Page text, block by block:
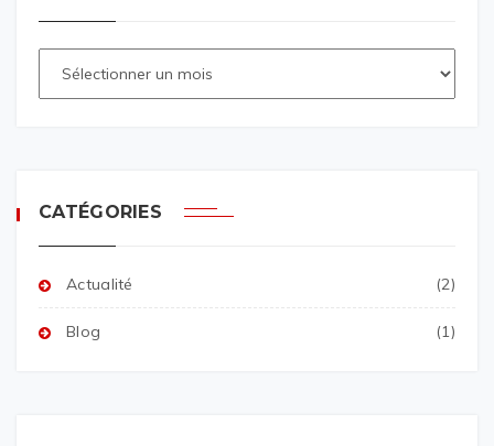
CATÉGORIES
Actualité (2)
Blog (1)